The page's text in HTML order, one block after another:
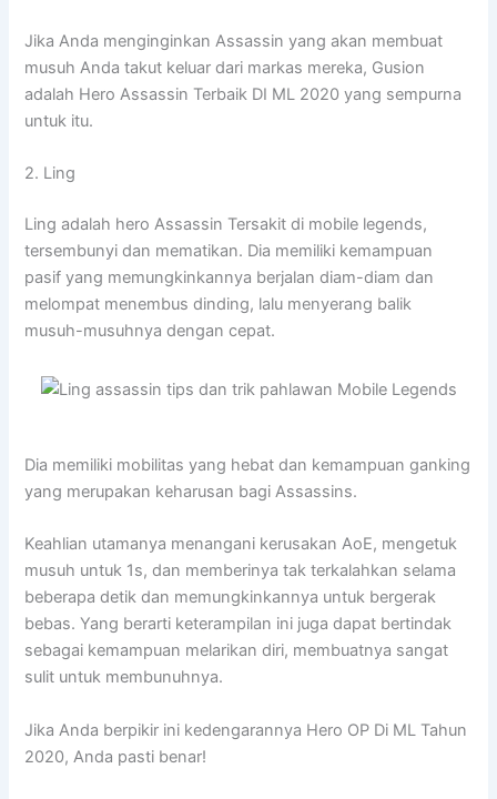
Jika Anda menginginkan Assassin yang akan membuat
musuh Anda takut keluar dari markas mereka, Gusion
adalah Hero Assassin Terbaik DI ML 2020 yang sempurna
untuk itu.
2. Ling
Ling adalah hero Assassin Tersakit di mobile legends,
tersembunyi dan mematikan. Dia memiliki kemampuan
pasif yang memungkinkannya berjalan diam-diam dan
melompat menembus dinding, lalu menyerang balik
musuh-musuhnya dengan cepat.
Dia memiliki mobilitas yang hebat dan kemampuan ganking
yang merupakan keharusan bagi Assassins.
Keahlian utamanya menangani kerusakan AoE, mengetuk
musuh untuk 1s, dan memberinya tak terkalahkan selama
beberapa detik dan memungkinkannya untuk bergerak
bebas. Yang berarti keterampilan ini juga dapat bertindak
sebagai kemampuan melarikan diri, membuatnya sangat
sulit untuk membunuhnya.
Jika Anda berpikir ini kedengarannya Hero OP Di ML Tahun
2020, Anda pasti benar!